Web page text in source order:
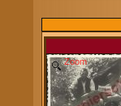
Zoom